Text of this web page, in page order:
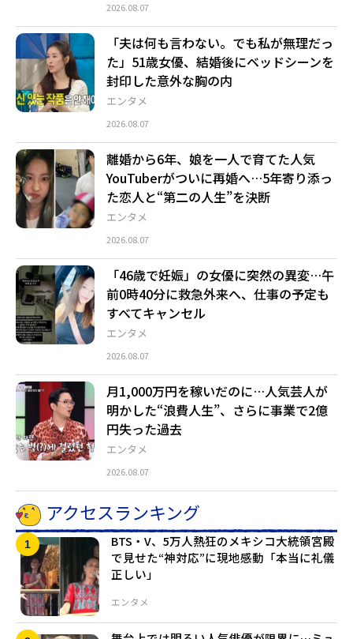
2026.08.07
エンタメ
「夫は何も言わない。でも私が無理だっ
た」51歳女優、結婚後にベッドシーンを
封印した意外な胸の内
2026.08.07
エンタメ
離婚から6年、娘を一人で育てた人気
YouTuberがついに再婚へ…5年寄り添っ
た恋人と“第二の人生”を決断
2026.08.07
エンタメ
「46歳で妊娠」の女優に突然の異変…午
前0時40分に救急外来へ、仕事の予定も
すべてキャンセル
2026.08.07
エンタメ
月1,000万円を稼いだのに…人気芸人が
明かした“浪費人生”、さらに事業で2億
円失った過去
2026.08.07
アクセスランキング
エンタメ
BTS・V、5万人熱狂のメキシコ大統領宮殿
で見せた“神対応”に現地感動「本当に礼儀
正しい」